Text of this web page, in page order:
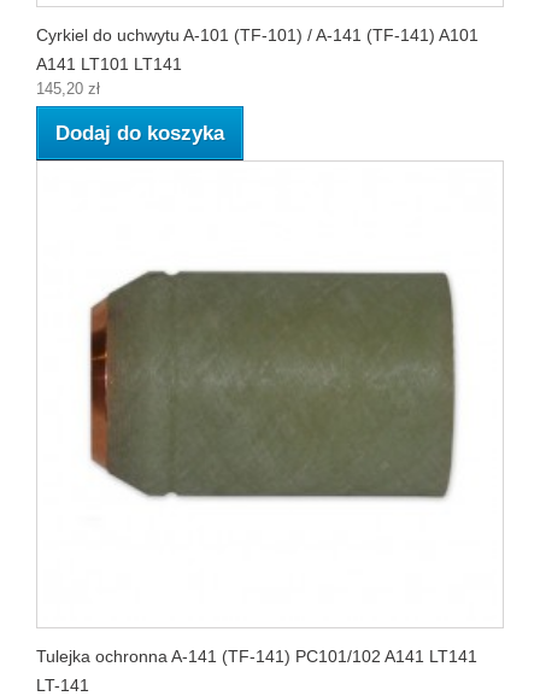
Cyrkiel do uchwytu A-101 (TF-101) / A-141 (TF-141) A101
A141 LT101 LT141
145,20 zł
Dodaj do koszyka
Tulejka ochronna A-141 (TF-141) PC101/102 A141 LT141
LT-141